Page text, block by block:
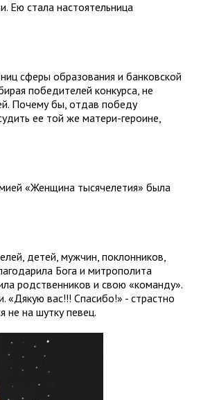
Ею стала настоятельница
сферы образования и банковской
победителей конкурса, не
Почему бы, отдав победу
ее той же матери-героине,
«Женщина тысячелетия» была
детей, мужчин, поклонников,
Бога и митрополита
родственников и свою «команду».
«Дякую вас!!! Спасибо!» - страстно
не на шутку певец.